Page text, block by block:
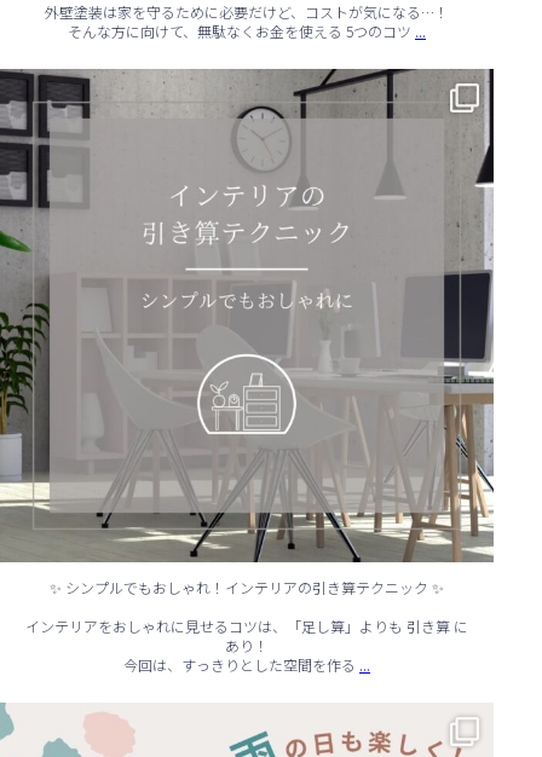
外壁塗装は家を守るために必要だけど、コストが気になる…！
そんな方に向けて、無駄なくお金を使える 5つのコツ ...
✨ シンプルでもおしゃれ！インテリアの引き算テクニック ✨
...
✨ シンプルでもおしゃれ！インテリアの引き算テクニック ✨
インテリアをおしゃれに見せるコツは、「足し算」よりも 引き算 に
あり！
今回は、すっきりとした空間を作る ...
☔ 雨の日でも快適に！室内でできる遊びアイデア 🌈
...